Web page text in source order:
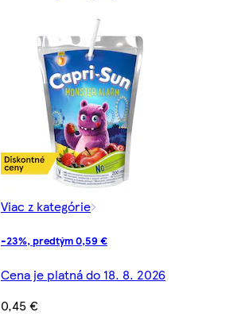
Viac z kategórie
-23%, predtým 0,59 €
Cena je platná do 18. 8. 2026
0,45 €